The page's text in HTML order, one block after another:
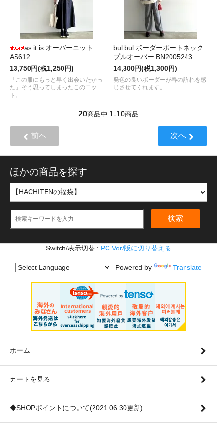
as it is オーバーニット
AS612
13,750円(税1,250円)
「この服にもっと早く出会いたかっ
た」そう思ってしまったこのニッ
ト。
bul bul ボーダーボートネック
プルオーバー BN2005243
14,300円(税1,300円)
発色の良いボーダーが春の訪れを感
じさせてくれます。
20商品中 1-10商品
前へ 次へ
ほかの商品を探す
検索
Switch/表示切替 : PC.Ver/版に切り替える
Powered by Translate
ホーム
カートを見る
◆SHOPポイントについて(2021.06.30更新)